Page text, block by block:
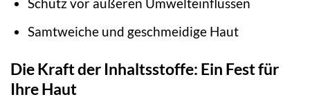
Samtweiche und geschmeidige Haut
Die Kraft der Inhaltsstoffe: Ein Fest für
Ihre Haut